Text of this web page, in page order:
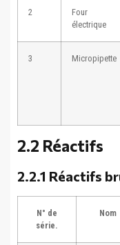
2
Four
électrique
3 Micropipette
2.2 Réactifs
2.2.1 Réactifs
N° de
série.
Nom